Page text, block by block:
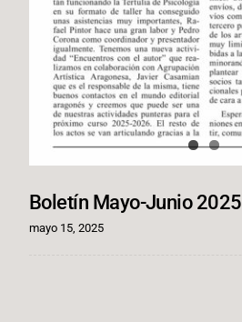
Boletín Mayo-Junio 2025
mayo 15, 2025